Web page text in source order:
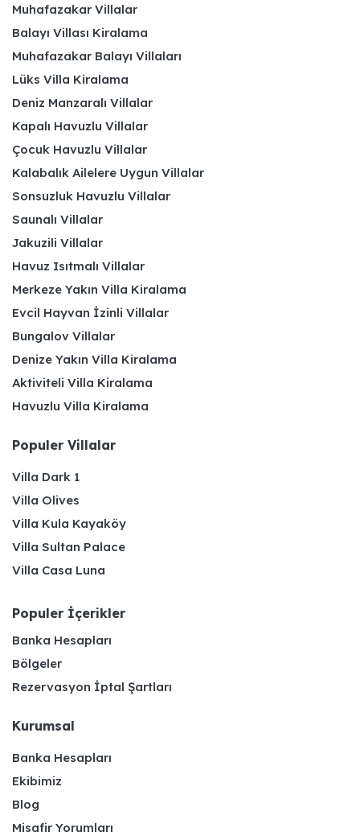
Muhafazakar Villalar
Balayı Villası Kiralama
Muhafazakar Balayı Villaları
Lüks Villa Kiralama
Deniz Manzaralı Villalar
Kapalı Havuzlu Villalar
Çocuk Havuzlu Villalar
Kalabalık Ailelere Uygun Villalar
Sonsuzluk Havuzlu Villalar
Saunalı Villalar
Jakuzili Villalar
Havuz Isıtmalı Villalar
Merkeze Yakın Villa Kiralama
Evcil Hayvan İzinli Villalar
Bungalov Villalar
Denize Yakın Villa Kiralama
Aktiviteli Villa Kiralama
Havuzlu Villa Kiralama
Populer Villalar
Villa Dark 1
Villa Olives
Villa Kula Kayaköy
Villa Sultan Palace
Villa Casa Luna
Populer İçerikler
Banka Hesapları
Bölgeler
Rezervasyon İptal Şartları
Kurumsal
Banka Hesapları
Ekibimiz
Blog
Misafir Yorumları